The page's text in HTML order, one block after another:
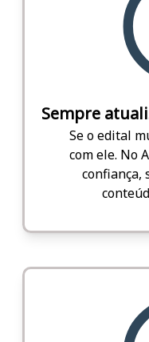
Sempre
Se o edital
com ele. No
confiança,